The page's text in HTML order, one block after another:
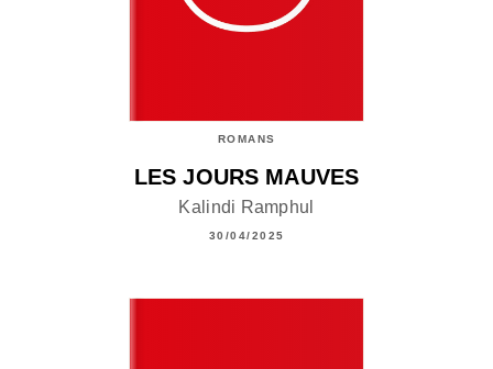
ROMANS
LES JOURS MAUVES
Kalindi Ramphul
30/04/2025